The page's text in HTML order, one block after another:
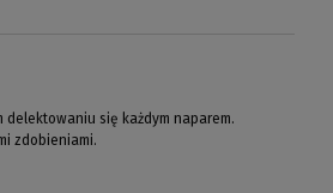
się każdym naparem.
zdobieniami.